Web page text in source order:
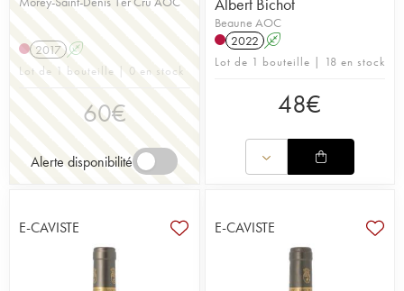
2017 A
Lot de 1 bouteille | 0 en stock
60€
Alerte disponibilité
Albert Bichot
Beaune AOC
2022 A
Lot de 1 bouteille | 18 en stock
48€
E-CAVISTE E-CAVISTE